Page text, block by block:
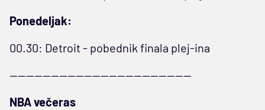
Ponedeljak:
00.30: Detroit - pobednik finala plej-ina
--------------------------------------------
NBA večeras